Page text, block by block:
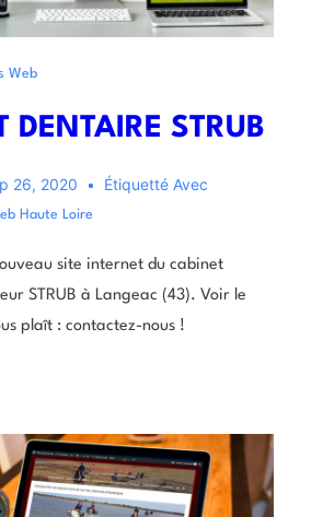
Web
DENTAIRE STRUB
26, 2020 Étiquetté Avec
Haute Loire
site internet du cabinet
STRUB à Langeac (43). Voir le
plaît : contactez-nous !